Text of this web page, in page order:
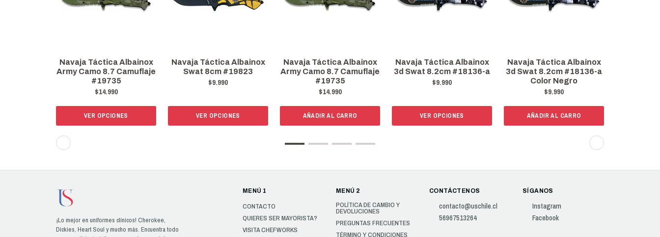
Navaja Táctica Albainox
Army Camo 8.7 Camuflaje
#19735
$14.990
VER OPCIONES
Navaja Táctica Albainox
Swat 8cm #19823
$9.990
VER OPCIONES
Navaja Táctica Albainox
Army Camo 8.7 Camuflaje
#19735
$14.990
AÑADIR AL CARRO
Navaja Táctica Albainox
3d Swat 8.2cm #18136-a
$9.990
VER OPCIONES
Navaja Táctica Albainox
3d Swat 8.2cm #18136-a
Color Negro
$9.990
AÑADIR AL CARRO
¡Lo mejor en uniformes clínicos! Cherokee,
Dickies, Heart Soul y mucho más. Encuentra todo
MENÚ 1
CONTACTO
QUIERES SER MAYORISTA?
VISITA CHEFWORKS
MENÚ 2
POLÍTICA DE CAMBIO Y
DEVOLUCIONES
PREGUNTAS FRECUENTES
TÉRMINO Y CONDICIONES
CONTÁCTENOS
contacto@uschile.cl
56967513264
SÍGANOS
Instagram
Facebook